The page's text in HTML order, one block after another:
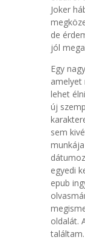
Joker
de
jól
Egy
amelyet
lehet
új
sem
egyedi
epub
oldalát.